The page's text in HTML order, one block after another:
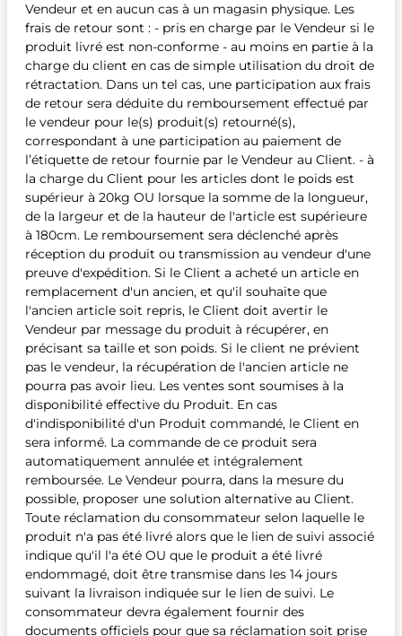
Vendeur et en aucun cas à un magasin physique. Les
frais de retour sont : - pris en charge par le Vendeur si le
produit livré est non-conforme - au moins en partie à la
charge du client en cas de simple utilisation du droit de
rétractation. Dans un tel cas, une participation aux frais
de retour sera déduite du remboursement effectué par
le vendeur pour le(s) produit(s) retourné(s),
correspondant à une participation au paiement de
l’étiquette de retour fournie par le Vendeur au Client. - à
la charge du Client pour les articles dont le poids est
supérieur à 20kg OU lorsque la somme de la longueur,
de la largeur et de la hauteur de l'article est supérieure
à 180cm. Le remboursement sera déclenché après
réception du produit ou transmission au vendeur d'une
preuve d'expédition. Si le Client a acheté un article en
remplacement d'un ancien, et qu'il souhaite que
l'ancien article soit repris, le Client doit avertir le
Vendeur par message du produit à récupérer, en
précisant sa taille et son poids. Si le client ne prévient
pas le vendeur, la récupération de l'ancien article ne
pourra pas avoir lieu. Les ventes sont soumises à la
disponibilité effective du Produit. En cas
d'indisponibilité d'un Produit commandé, le Client en
sera informé. La commande de ce produit sera
automatiquement annulée et intégralement
remboursée. Le Vendeur pourra, dans la mesure du
possible, proposer une solution alternative au Client.
Toute réclamation du consommateur selon laquelle le
produit n'a pas été livré alors que le lien de suivi associé
indique qu'il l'a été OU que le produit a été livré
endommagé, doit être transmise dans les 14 jours
suivant la livraison indiquée sur le lien de suivi. Le
consommateur devra également fournir des
documents officiels pour que sa réclamation soit prise